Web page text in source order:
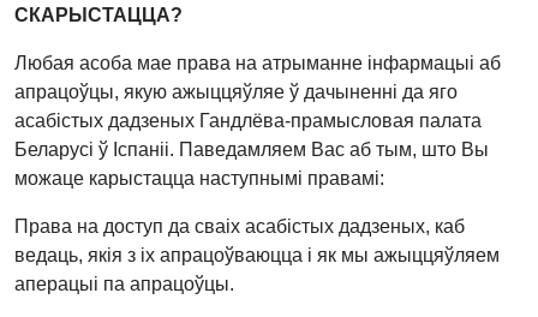
СКАРЫСТАЦЦА?
Любая асоба мае права на атрыманне інфармацыі аб
апрацоўцы, якую ажыццяўляе ў дачыненні да яго
асабістых дадзеных Гандлёва-прамысловая палата
Беларусі ў Іспаніі. Паведамляем Вас аб тым, што Вы
можаце карыстацца наступнымі правамі:
Права на доступ да сваіх асабістых дадзеных, каб
ведаць, якія з іх апрацоўваюцца і як мы ажыццяўляем
аперацыі па апрацоўцы.